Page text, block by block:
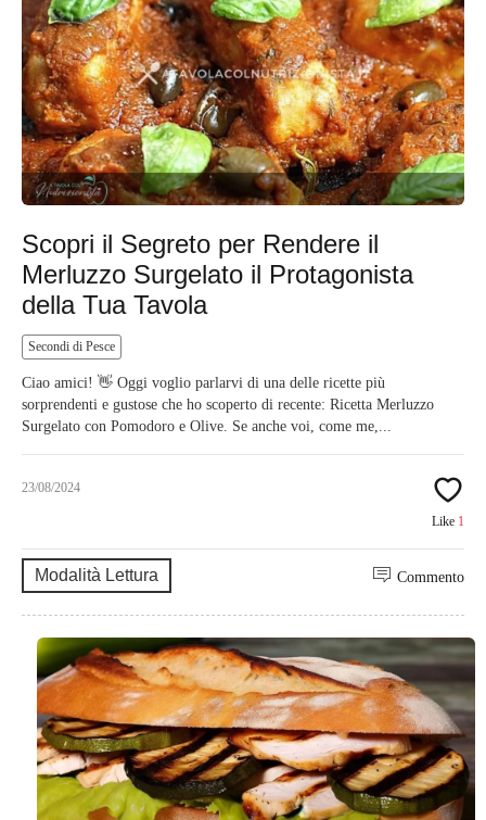
Scopri il Segreto per Rendere il
Merluzzo Surgelato il Protagonista
della Tua Tavola
Secondi di Pesce
Ciao amici! 👋 Oggi voglio parlarvi di una delle ricette più
sorprendenti e gustose che ho scoperto di recente: Ricetta Merluzzo
Surgelato con Pomodoro e Olive. Se anche voi, come me,...
23/08/2024
Like 1
Modalità Lettura Commento